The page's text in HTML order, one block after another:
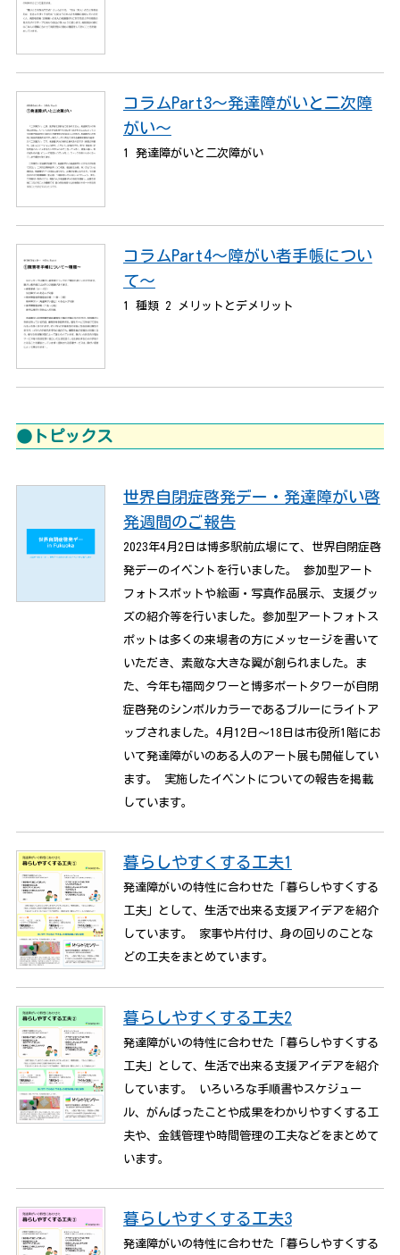
コラムPart3～発達障がいと二次障
がい～
1 発達障がいと二次障がい
コラムPart4～障がい者手帳につい
て～
1 種類 2 メリットとデメリット
●トピックス
世界自閉症啓発デー・発達障がい啓
発週間のご報告
2023年4月2日は博多駅前広場にて、世界自閉症啓
発デーのイベントを行いました。 参加型アート
フォトスポットや絵画・写真作品展示、支援グッ
ズの紹介等を行いました。参加型アートフォトス
ポットは多くの来場者の方にメッセージを書いて
いただき、素敵な大きな翼が創られました。ま
た、今年も福岡タワーと博多ポートタワーが自閉
症啓発のシンボルカラーであるブルーにライトア
ップされました。4月12日～18日は市役所1階にお
いて発達障がいのある人のアート展も開催してい
ます。 実施したイベントについての報告を掲載
しています。
暮らしやすくする工夫1
発達障がいの特性に合わせた「暮らしやすくする
工夫」として、生活で出来る支援アイデアを紹介
しています。 家事や片付け、身の回りのことな
どの工夫をまとめています。
暮らしやすくする工夫2
発達障がいの特性に合わせた「暮らしやすくする
工夫」として、生活で出来る支援アイデアを紹介
しています。 いろいろな手順書やスケジュー
ル、がんばったことや成果をわかりやすくする工
夫や、金銭管理や時間管理の工夫などをまとめて
います。
暮らしやすくする工夫3
発達障がいの特性に合わせた「暮らしやすくする